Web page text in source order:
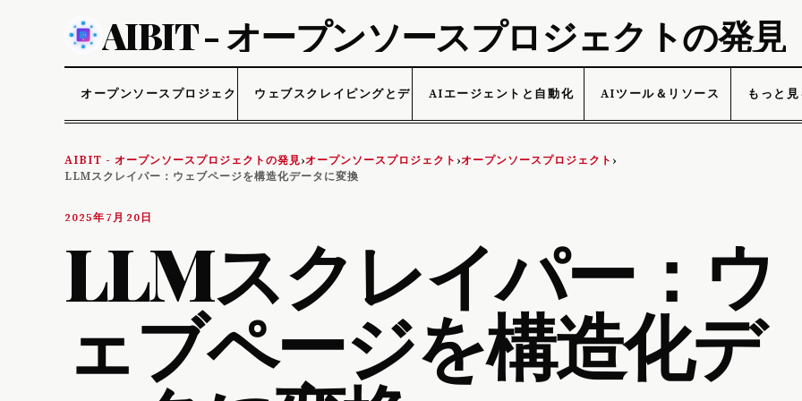
AIBIT - オープンソースプロジェクトの発見
オープンソースプロジェクト ウェブスクレイピングとデータAIエージェントと自動化 AIツール＆リソース もっと見
AIBIT - オープンソースプロジェクトの発見›オープンソースプロジェクト ›オープンソースプロジェクト ›
LLMスクレイパー：ウェブページを構造化データに変換
2025年7月20日
LLMスクレイパー：ウ
ェブページを構造化デ